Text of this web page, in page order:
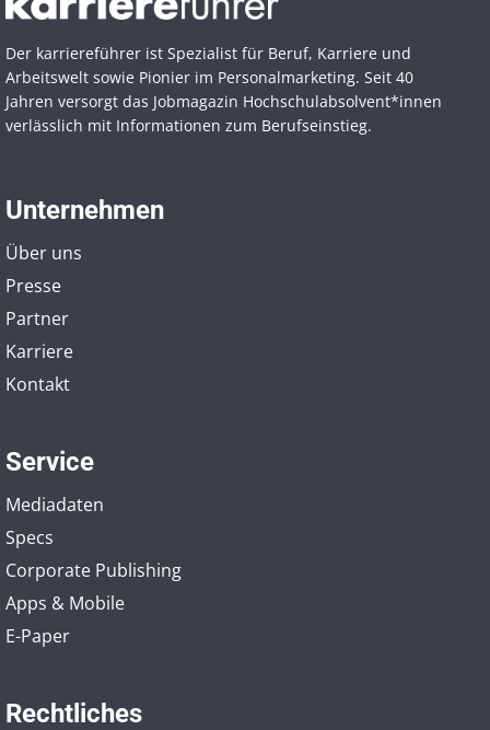
Der karriereführer ist Spezialist für Beruf, Karriere und
Arbeitswelt sowie Pionier im Personal­marketing. Seit 40
Jahren versorgt das Jobmagazin Hochschul­absolvent*innen
verlässlich mit Informationen zum Berufseinstieg.
Unternehmen
Über uns
Presse
Partner
Karriere
Kontakt
Service
Mediadaten
Specs
Corporate Publishing
Apps & Mobile
E-Paper
Rechtliches